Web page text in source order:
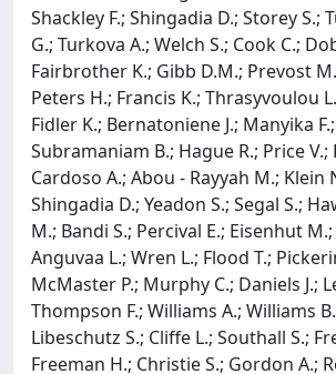
Shackley F.; Shingadia D.; Storey S.;
G.; Turkova A.; Welch S.; Cook C.;
Fairbrother K.; Gibb D.M.; Prevost
Peters H.; Francis K.; Thrasyvoulou
Fidler K.; Bernatoniene J.; Manyika
Subramaniam B.; Hague R.; Price V.;
Cardoso A.; Abou - Rayyah M.; Klein
Shingadia D.; Yeadon S.; Segal S.;
M.; Bandi S.; Percival E.; Eisenhut
Anguvaa L.; Wren L.; Flood T.;
McMaster P.; Murphy C.; Daniels J.;
Thompson F.; Williams A.; Williams
Libeschutz S.; Cliffe L.; Southall S.;
Freeman H.; Christie S.; Gordon A.;